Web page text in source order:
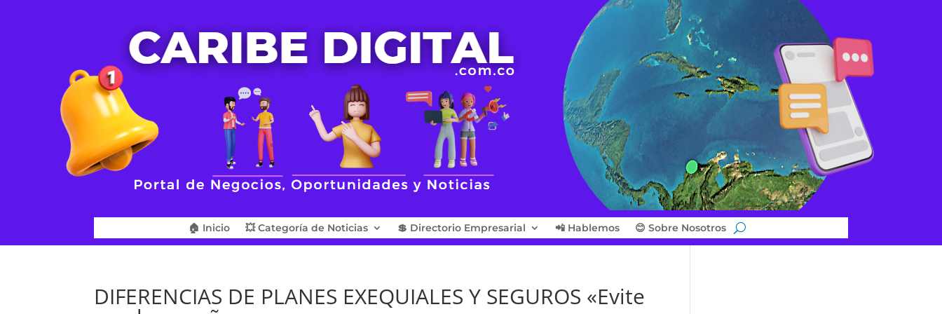
🏠 Inicio 💥 Categoría de Noticias 💲 Directorio Empresarial 📲 Hablemos 😊 Sobre Nosotros
DIFERENCIAS DE PLANES EXEQUIALES Y SEGUROS «Evite